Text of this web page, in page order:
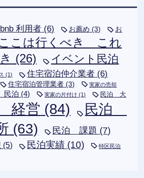
利用者 (6) お薦め (3)
お
ここは行くべき これ
(26)
イベント民泊
(1) 住宅宿泊仲介業者 (6)
住宅宿泊管理業者 (3)
実家の売却
民泊 (4) 実家の片付け (1) 民泊 大
経営 (84)
民泊
(63) 民泊 課題 (7)
(5) 民泊実績 (10)
特区民泊